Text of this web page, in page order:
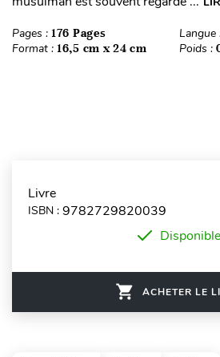
Pages : 176 Pages Langue
Format : 16,5 cm x 24 cm Poids :
Livre
ISBN : 9782729820039
Disponible
ACHETER LE